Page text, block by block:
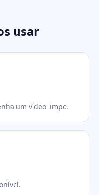
usar
um vídeo limpo.